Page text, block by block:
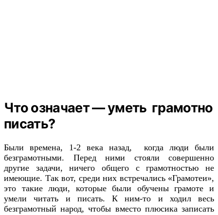
Что означает — уметь грамотно
писать?
Были времена, 1-2 века назад, когда люди были
безграмотными. Перед ними стояли совершенно
другие задачи, ничего общего с грамотностью не
имеющие. Так вот, среди них встречались «Грамотеи»,
это такие люди, которые были обучены грамоте и
умели читать и писать. К ним-то и ходил весь
безграмотный народ, чтобы вместо плюсика записать